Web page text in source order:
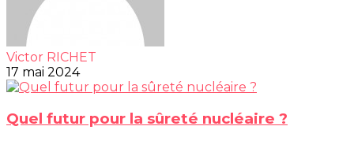
Victor RICHET
17 mai 2024
Quel futur pour la sûreté nucléaire ?